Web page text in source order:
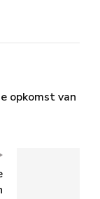
opkomst van